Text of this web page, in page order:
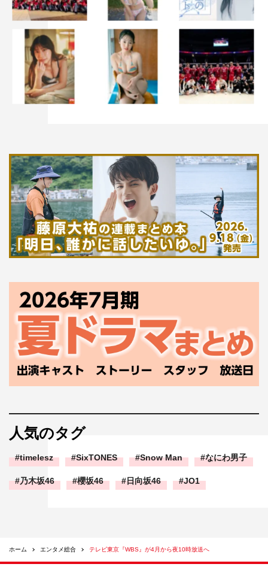
人気のタグ
timelesz SixTONES Snow Man なにわ男子
乃木坂46 櫻坂46 日向坂46 JO1
ホーム エンタメ総合 テレビ東京『WBS』が4月から夜10時放送へ